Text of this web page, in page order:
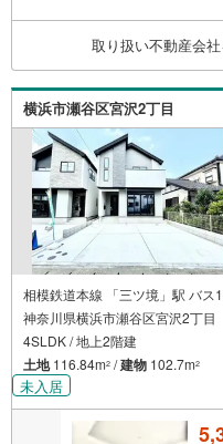
ナス】これから多
まる【住宅ローン返
費用負担】住宅探
明確にしていきませ
取り扱い不動産会
横浜市瀬谷区宮沢2丁目
相模鉄道本線 「三ツ境」駅 バ
神奈川県横浜市瀬谷区宮沢2丁目
4SLDK / 地上2階建
土地116.84m2 /建物 102.7m2
未入居